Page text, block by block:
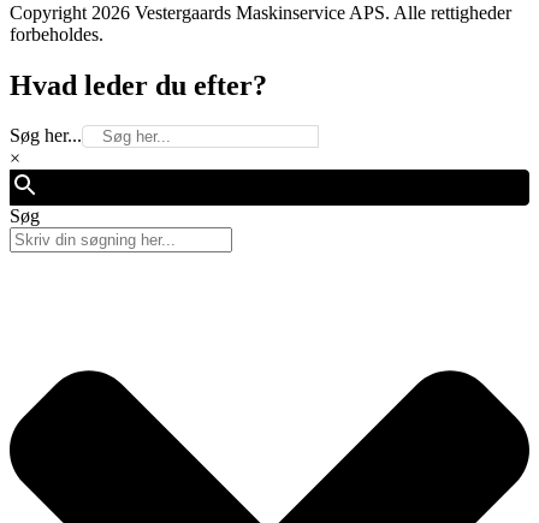
Copyright 2026 Vestergaards Maskinservice APS. Alle rettigheder
forbeholdes.
Hvad leder du efter?
Søg her...
×
Søg